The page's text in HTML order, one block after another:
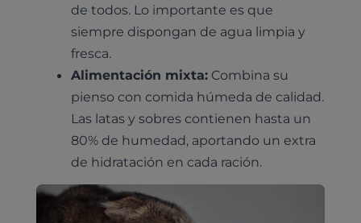
de todos. Lo importante es que
siempre dispongan de agua limpia y
fresca.
Alimentación mixta: Combina su
pienso con comida húmeda de calidad.
Las latas y sobres contienen hasta un
80% de humedad, aportando un extra
de hidratación en cada ración.